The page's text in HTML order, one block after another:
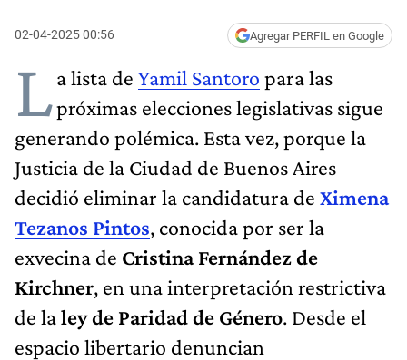
02-04-2025 00:56 Agregar PERFIL en Google
La lista de Yamil Santoro para las
próximas elecciones legislativas sigue
generando polémica. Esta vez, porque la
Justicia de la Ciudad de Buenos Aires
decidió eliminar la candidatura de Ximena
Tezanos Pintos, conocida por ser la
exvecina de Cristina Fernández de
Kirchner, en una interpretación restrictiva
de laley de Paridad de Género. Desde el
espacio libertario denuncian